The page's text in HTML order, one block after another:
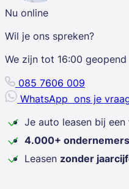
Nu online
Wil je ons spreken?
We zijn tot 16:00 geopend
085 7606 009
WhatsApp ons je
Je auto leasen bij een
4.000+ ondernemers
Leasen zonder